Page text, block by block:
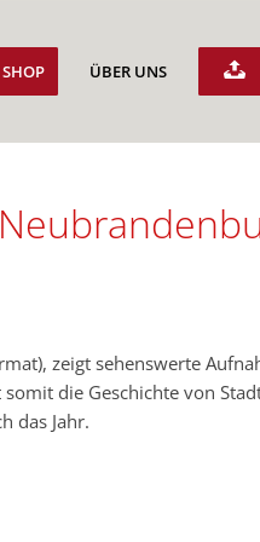
SHOP ÜBER UNS
zeigt sehenswerte
die Geschichte von
das Jahr.